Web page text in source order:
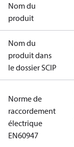
Nom du
produit
Nom du
produit dans
le dossier SCIP
Norme de
raccordement
électrique
EN60947